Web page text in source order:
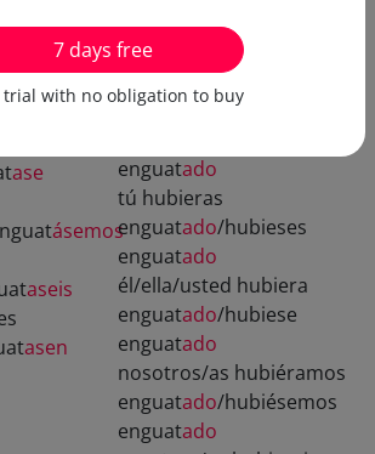
ase
ase
ásemos
aseis
asen
Pretérito
pluscuamperfecto
yo hubiera
enguatado
tú hubieras
enguatado/hubieses
enguatado
él/ella/usted hubiera
enguatado/hubiese
enguatado
nosotros/as hubiéramos
enguatado/hubiésemos
enguatado
7 days free
trial with no obligation to buy